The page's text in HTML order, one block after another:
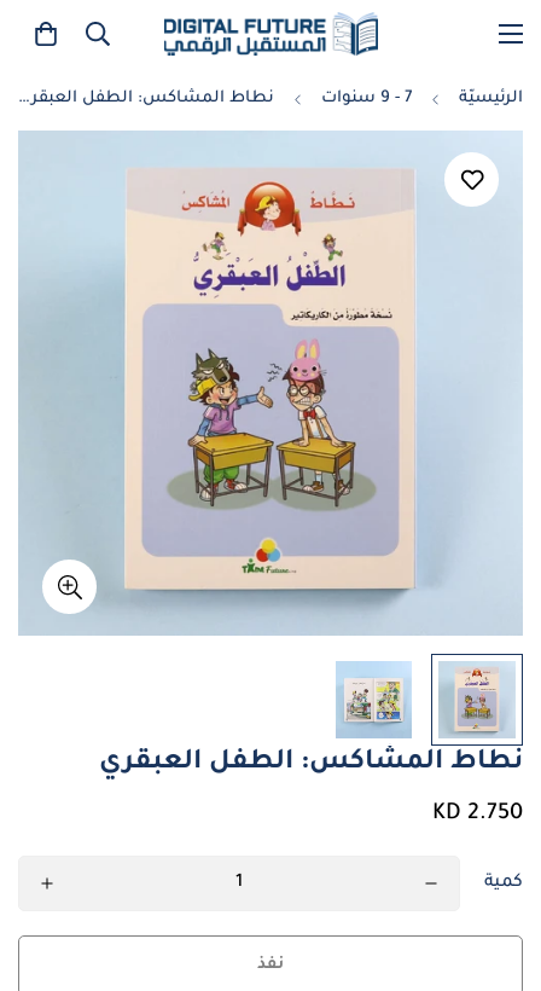
الرئيسيّة 7 - 9 سنوات نطاط المشاكس: الطفل العبقري
نطاط المشاكس: الطفل العبقري
سعر
2.750 KD
كمية
نفذ